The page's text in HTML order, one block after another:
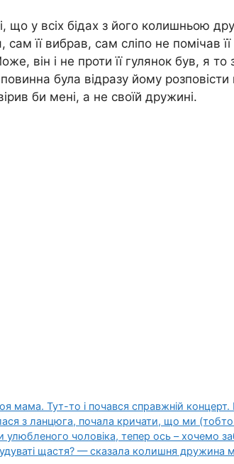
що у всіх бідах з його колишньою
її вибрав, сам сліпо не помічав
він і не проти її гулянок був, я то
була відразу йому
би мені, а не своїй дружині.
мама. Тут-то і почався справжній
з ланцюга, почала кричати, що ми
улюбленого чоловіка, тепер ось – хочемо
щастя? — сказала колишня дружина